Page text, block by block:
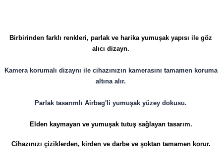
Birbirinden farklı renkleri, parlak ve harika yumuşak yapısı ile göz
alıcı dizayn.
Kamera korumalı dizaynı ile cihazınızın kamerasını tamamen koruma
altına alır.
Parlak tasarımlı Airbag'li yumuşak yüzey dokusu.
Elden kaymayan ve yumuşak tutuş sağlayan tasarım.
Cihazınızı çiziklerden, kirden ve darbe ve şoktan tamamen korur.